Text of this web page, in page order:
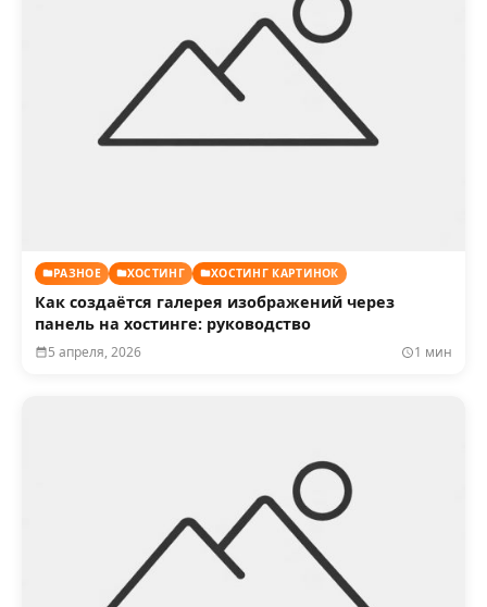
РАЗНОЕ ХОСТИНГ ХОСТИНГ КАРТИНОК
Как создаётся галерея изображений через
панель на хостинге: руководство
5 апреля, 2026 1 мин